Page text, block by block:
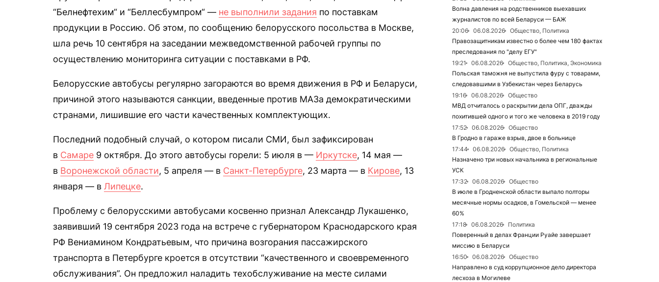
“Белнефтехим“ и “Беллесбумпром“ — не выполнили задания по поставкам
продукции в Россию. Об этом, по сообщению белорусского посольства в Москве,
шла речь 10 сентября на заседании межведомственной рабочей группы по
осуществлению мониторинга ситуации с поставками в РФ.
Белорусские автобусы регулярно загораются во время движения в РФ и Беларуси,
причиной этого называются санкции, введенные против МАЗа демократическими
странами, лишившие его части качественных комплектующих.
Последний подобный случай, о котором писали СМИ, был зафиксирован
в Самаре 9 октября. До этого автобусы горели: 5 июля в — Иркутске, 14 мая —
в Воронежской области, 5 апреля — в Санкт-Петербурге, 23 марта — в Кирове, 13
января — в Липецке.
Проблему с белорусскими автобусами косвенно признал Александр Лукашенко,
заявивший 19 сентября 2023 года на встрече с губернатором Краснодарского края
РФ Вениамином Кондратьевым, что причина возгорания пассажирского
транспорта в Петербурге кроется в отсутствии “качественного и своевременного
обслуживания”. Он предложил наладить техобслуживание на месте силами
Волна давления на родственников выехавших
журналистов по всей Беларуси — БАЖ
20:06
06.08.2026
Общество, Политика
Правозащитникам известно о более чем 180 фактах
преследования по "делу ЕГУ"
19:21
06.08.2026
Общество, Политика, Экономика
Польская таможня не выпустила фуру с товарами,
следовавшими в Узбекистан через Беларусь
19:16
06.08.2026
Общество
МВД отчиталось о раскрытии дела ОПГ, дважды
похитившей одного и того же человека в 2019 году
17:52
06.08.2026
Общество
В Гродно в гараже взрыв, двое в больнице
17:44
06.08.2026
Общество, Политика
Назначено три новых начальника в региональные
УСК
17:32
06.08.2026
Общество
В июле в Гродненской области выпало полторы
месячные нормы осадков, в Гомельской — менее
60%
17:18
06.08.2026
Политика
Поверенный в делах Франции Руайе завершает
миссию в Беларуси
16:50
06.08.2026
Общество
Направлено в суд коррупционное дело директора
лесхоза в Могилеве